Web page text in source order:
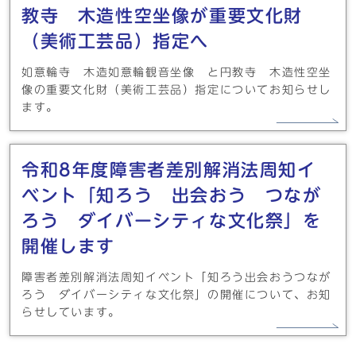
教寺 木造性空坐像が重要文化財
（美術工芸品）指定へ
如意輪寺 木造如意輪観音坐像 と円教寺 木造性空坐
像の重要文化財（美術工芸品）指定についてお知らせし
ます。
令和8年度障害者差別解消法周知イ
ベント「知ろう 出会おう つなが
ろう ダイバーシティな文化祭」を
開催します
障害者差別解消法周知イベント「知ろう出会おうつなが
ろう ダイバーシティな文化祭」の開催について、お知
らせしています。